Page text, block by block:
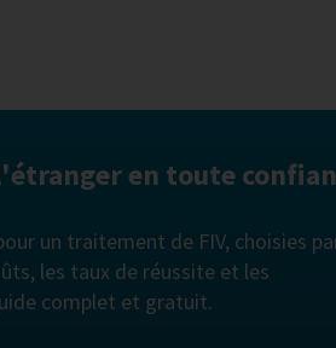
en toute
un traitement de FIV, choisies
les taux de réussite et les
complet et gratuit.